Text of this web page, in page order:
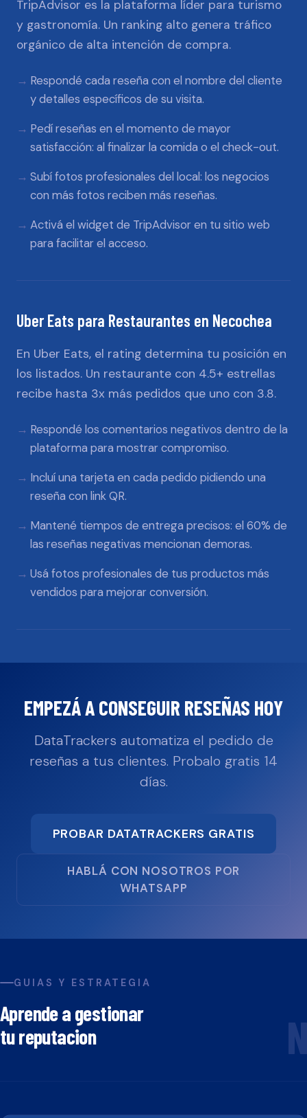
TripAdvisor es la plataforma líder para turismo
y gastronomía. Un ranking alto genera tráfico
orgánico de alta intención de compra.
Respondé cada reseña con el nombre del cliente
y detalles específicos de su visita.
Pedí reseñas en el momento de mayor
satisfacción: al finalizar la comida o el check-out.
Subí fotos profesionales del local: los negocios
con más fotos reciben más reseñas.
Activá el widget de TripAdvisor en tu sitio web
para facilitar el acceso.
Uber Eats para Restaurantes en Necochea
En Uber Eats, el rating determina tu posición en
los listados. Un restaurante con 4.5+ estrellas
recibe hasta 3x más pedidos que uno con 3.8.
Respondé los comentarios negativos dentro de la
plataforma para mostrar compromiso.
Incluí una tarjeta en cada pedido pidiendo una
reseña con link QR.
Mantené tiempos de entrega precisos: el 60% de
las reseñas negativas mencionan demoras.
Usá fotos profesionales de tus productos más
vendidos para mejorar conversión.
EMPEZÁ A CONSEGUIR RESEÑAS HOY
DataTrackers automatiza el pedido de
reseñas a tus clientes. Probalo gratis 14
días.
PROBAR DATATRACKERS GRATIS
HABLÁ CON NOSOTROS POR
WHATSAPP
GUIAS Y ESTRATEGIA
Aprende a gestionar
tu reputacion
N